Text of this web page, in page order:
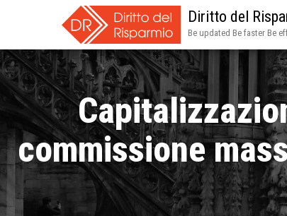
Diritto del
Be updated Be faster Be
commissione